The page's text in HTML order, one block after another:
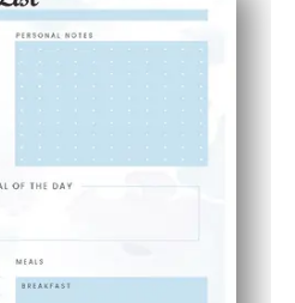
el aula: puedes entrenar a los
página por día: menos desorden